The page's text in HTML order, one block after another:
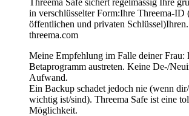
Threema Safe sichert regelmässig Ihre
in verschlüsselter Form:Ihre Threema-ID
öffentlichen und privaten
threema.com
Meine Empfehlung im Falle deiner Frau:
Betaprogramm austreten. Keine De-/
Aufwand.
Ein Backup schadet jedoch nie (wenn
wichtig ist/sind). Threema Safe ist eine
Möglichkeit.